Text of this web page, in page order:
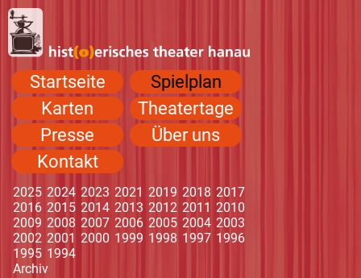
Navigation
überspringen
Startseite
Spielplan
Karten
Theatertage
Presse
Über uns
Kontakt
2025 2024 2023 2021 2019 2018 2017
2016 2015 2014 2013 2012 2011 2010
2009 2008 2007 2006 2005 2004 2003
2002 2001 2000 1999 1998 1997 1996
1995 1994
Navigation
Archiv